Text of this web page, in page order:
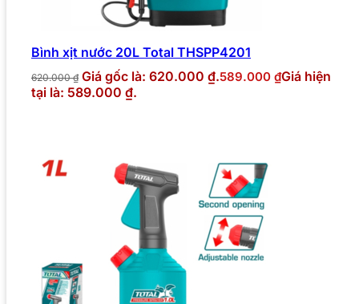
Bình xịt nước 20L Total THSPP4201
620.000₫ Giá gốc là: 620.000 ₫.589.000 ₫Giá hiện
tại là: 589.000 ₫.